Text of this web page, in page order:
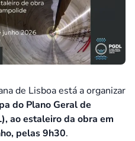
de Lisboa está a organizar
do Plano Geral de
ao estaleiro da obra em
pelas 9h30.